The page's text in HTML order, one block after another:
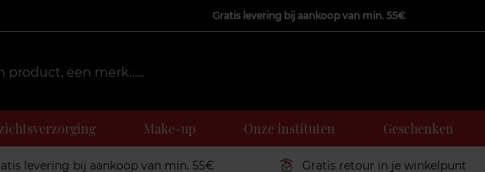
Gratis levering bij aankoop van min. 55€
Make-up Onze instituten Geschenken
levering bij aankoop van min. 55€ Gratis retour in je winkelpunt